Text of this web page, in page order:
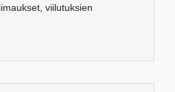
viilutuksien